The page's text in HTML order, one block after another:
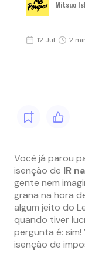
Mitsuo
12 Jul 2
Você já parou
isenção de IR
gente nem
grana na hora
algum jeito do
quando tiver
pergunta é:
isenção de